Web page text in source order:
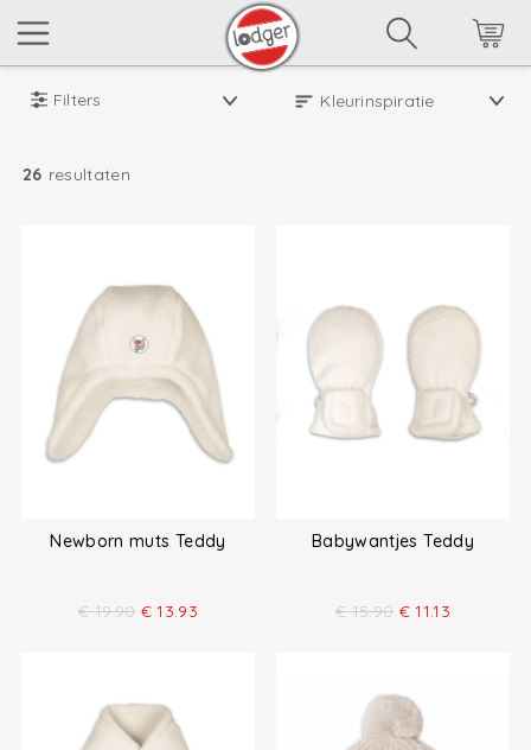
Filters
26 resultaten
Newborn muts Teddy
€ 19.90 € 13.93
Babywantjes Teddy
€ 15.90 € 11.13